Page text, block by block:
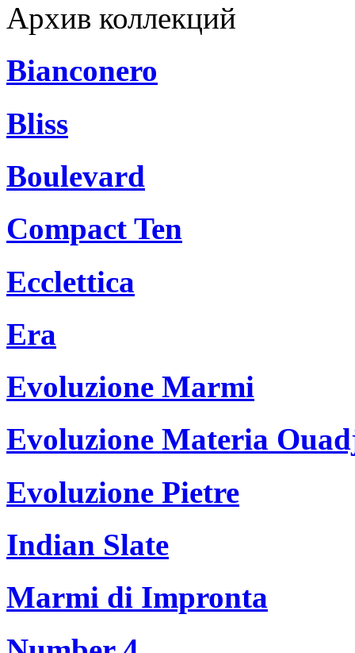
Архив коллекций
Bianconero
Bliss
Boulevard
Compact Ten
Ecclettica
Era
Evoluzione Marmi
Evoluzione Materia
Evoluzione Pietre
Indian Slate
Marmi di Impronta